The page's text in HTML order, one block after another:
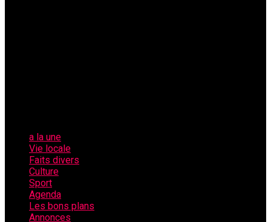
a la une
Vie locale
Faits divers
Culture
Sport
Agenda
Les bons plans
Annonces